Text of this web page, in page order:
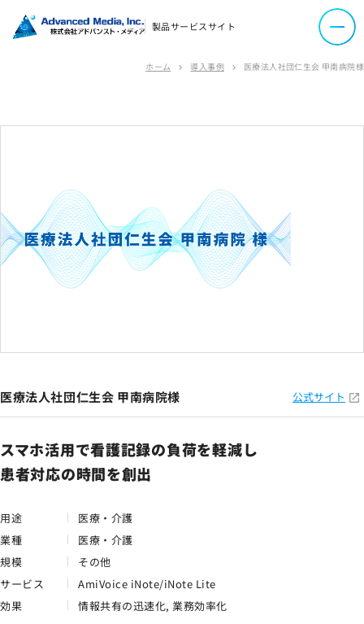
ソーシャルメディアポリシー
プライバシーポリシー
情報セキュリティポリシー
製品サービスサイト
ホーム chevron_right 導入事例 chevron_right 医療法人社団仁生会 甲南病院様
医療法人社団仁生会 甲南病院様 公式サイト
スマホ活用で看護記録の負荷を軽減し
患者対応の時間を創出
用途
医療・介護
業種
医療・介護
規模
その他
サービス
AmiVoice iNote/iNote Lite
効果
情報共有の迅速化, 業務効率化